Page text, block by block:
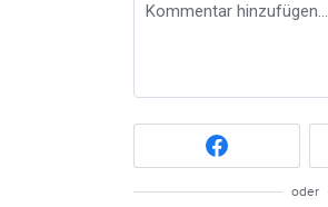
Kommentar hinzufügen…
oder